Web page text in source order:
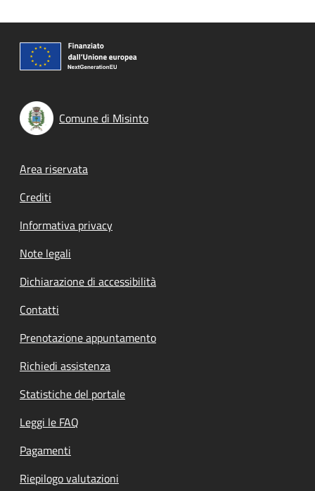
Comune di Misinto
Footer menu
Area riservata
Crediti
Informativa privacy
Note legali
Dichiarazione di accessibilità
Contatti
Prenotazione appuntamento
Richiedi assistenza
Statistiche del portale
Leggi le FAQ
Pagamenti
Riepilogo valutazioni